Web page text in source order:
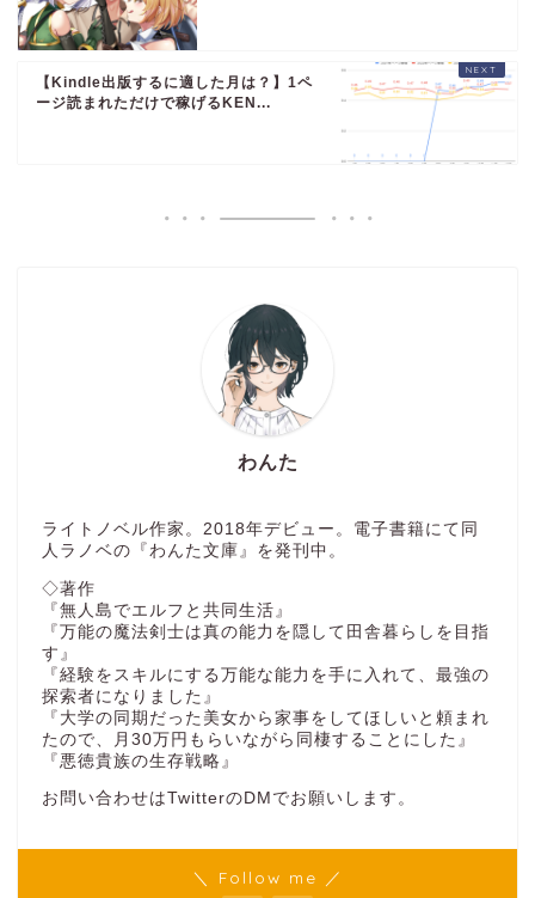
【Kindle出版するに適した月は？】1ペ
ージ読まれただけで稼げるKEN...
わんた
ライトノベル作家。2018年デビュー。電子書籍にて同
人ラノベの『わんた文庫』を発刊中。
◇著作
『無人島でエルフと共同生活』
『万能の魔法剣士は真の能力を隠して田舎暮らしを目指
す』
『経験をスキルにする万能な能力を手に入れて、最強の
探索者になりました』
『大学の同期だった美女から家事をしてほしいと頼まれ
たので、月30万円もらいながら同棲することにした』
『悪徳貴族の生存戦略』
お問い合わせはTwitterのDMでお願いします。
＼ Follow me ／